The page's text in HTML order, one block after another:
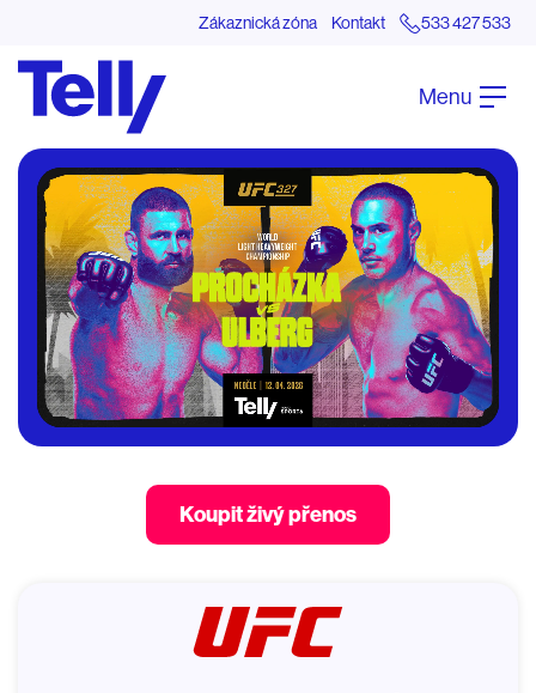
Zákaznická zóna Kontakt 533 427 533
Menu
Koupit živý přenos